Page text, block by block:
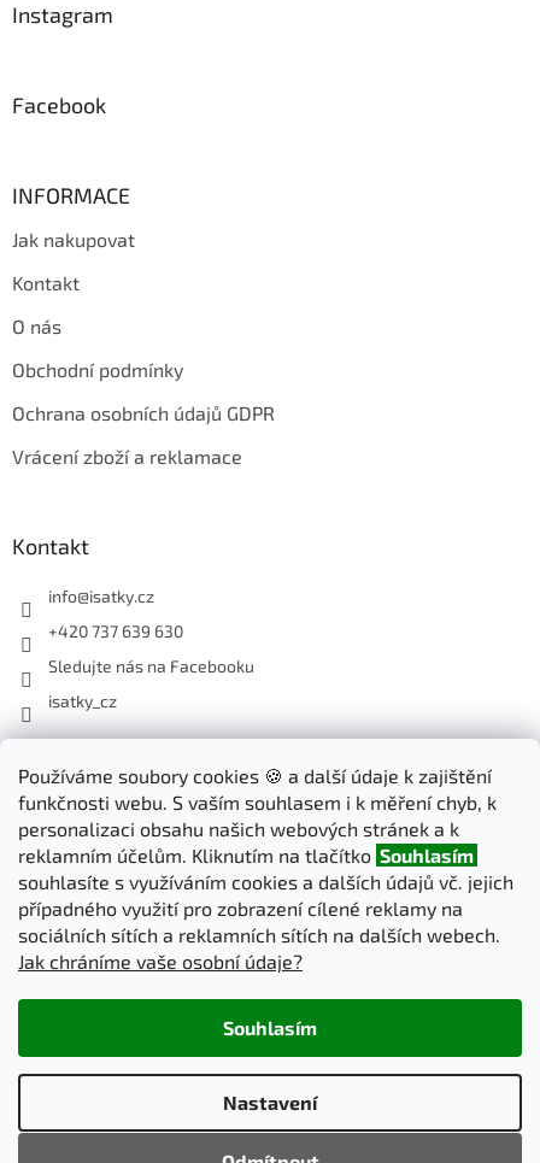
Používáme soubory cookies 🍪 a další údaje k zajištění
funkčnosti webu. S vaším souhlasem i k měření chyb, k
personalizaci obsahu našich webových stránek a k
reklamním účelům. Kliknutím na tlačítko Souhlasím
souhlasíte s využíváním cookies a dalších údajů vč. jejich
případného využití pro zobrazení cílené reklamy na
sociálních sítích a reklamních sítích na dalších webech.
Jak chráníme vaše osobní údaje?
Nastavení
Souhlasím
Instagram
Facebook
INFORMACE
Jak nakupovat
Kontakt
O nás
Obchodní podmínky
Ochrana osobních údajů GDPR
Vrácení zboží a reklamace
Kontakt
info@isatky.cz
+420 737 639 630
Sledujte nás na Facebooku
isatky_cz
Odebírat newsletter
Vložte svůj e-mail a my vám budeme zasílat informace o nových
produktech na našem e-shopu.
E-mail
PŘIHLÁSIT SE